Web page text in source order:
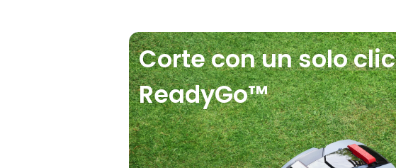
Corte con un solo clic
ReadyGo™